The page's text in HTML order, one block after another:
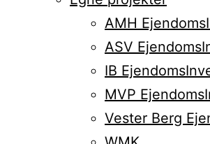
AMH
ASV
IB
MVP
Vester Berg